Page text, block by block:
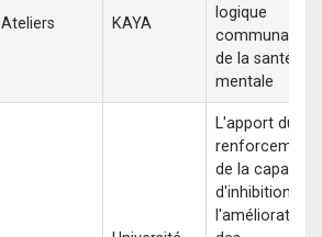
Ateliers KAYA
logique
de la santé
mentale
L'apport du
renforcement
de la capacité
d'inhibition sur
l'amélioration